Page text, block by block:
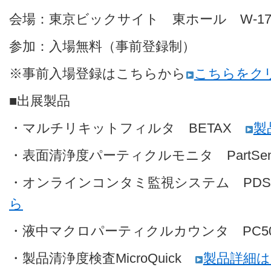
会場：東京ビックサイト 東ホール W-17
参加：入場無料（事前登録制）
※事前入場登録はこちらから
こちらをク
■出展製品
・マルチリキットフィルタ BETAX
製
・表面清浄度パーティクルモニタ
・オンラインコンタミ監視システム
ら
・液中マクロパーティクルカウンタ
・製品清浄度検査MicroQuick
製品詳細